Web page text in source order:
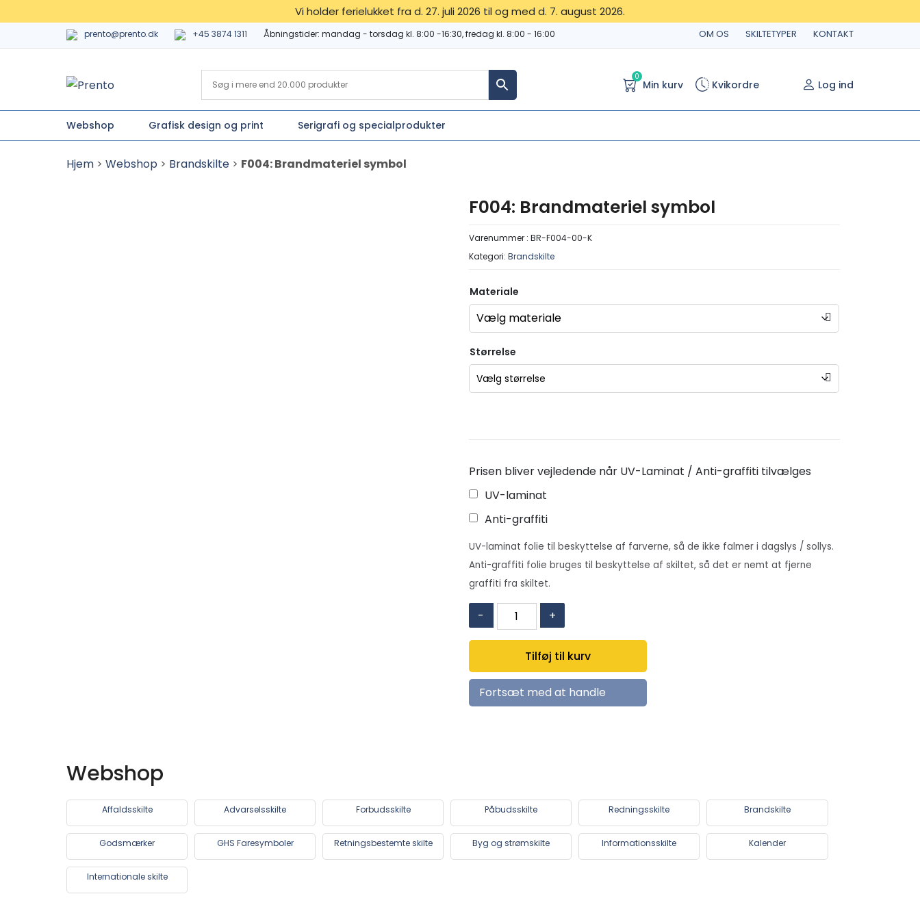
Vi holder ferielukket fra d. 27. juli 2026 til og med d. 7. august 2026.
prento@prento.dk +45 3874 1311 Åbningstider: mandag - torsdag kl. 8:00 -16:30, fredag kl. 8:00 - 16:00 OM OS SKILTETYPER KONTAKT
0
Min kurv Kvikordre Log ind
Webshop Grafisk design og print Serigrafi og specialprodukter
Hjem > Webshop > Brandskilte > F004: Brandmateriel symbol
F004: Brandmateriel symbol
Varenummer : BR-F004-00-K
Kategori: Brandskilte
Materiale
Størrelse
Prisen bliver vejledende når UV-Laminat / Anti-graffiti tilvælges
UV-laminat
Anti-graffiti
UV-laminat folie til beskyttelse af farverne, så de ikke falmer i dagslys / sollys.
Anti-graffiti folie bruges til beskyttelse af skiltet, så det er nemt at fjerne
graffiti fra skiltet.
-
F004:
Brandmateriel
antal
+
Tilføj til kurv
Fortsæt med at handle
Webshop
Affaldsskilte Advarselsskilte Forbudsskilte Påbudsskilte Redningsskilte Brandskilte
Godsmærker GHS Faresymboler Retningsbestemte skilte Byg og strømskilte Informationsskilte Kalender
Internationale skilte